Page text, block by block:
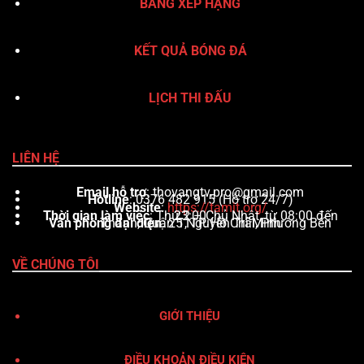
BẢNG XẾP HẠNG
KẾT QUẢ BÓNG ĐÁ
LỊCH THI ĐẤU
LIÊN HỆ
Email hỗ trợ:thovangtv.pro@gmail.com
Hotline: 0376 482 915 (Hỗ trợ 24/7)
Website:https://tamit.org/
Thời gian làm việc : Thứ 2 – Chủ Nhật, từ 08:00 đến 23:00
Văn phòng đại diện
: 25 Nguyễn Trãi, Phường Bến Thành, Quận 1, TP. Hồ Chí Minh
VỀ CHÚNG TÔI
GIỚI THIỆU
ĐIỀU KHOẢN ĐIỀU KIỆN